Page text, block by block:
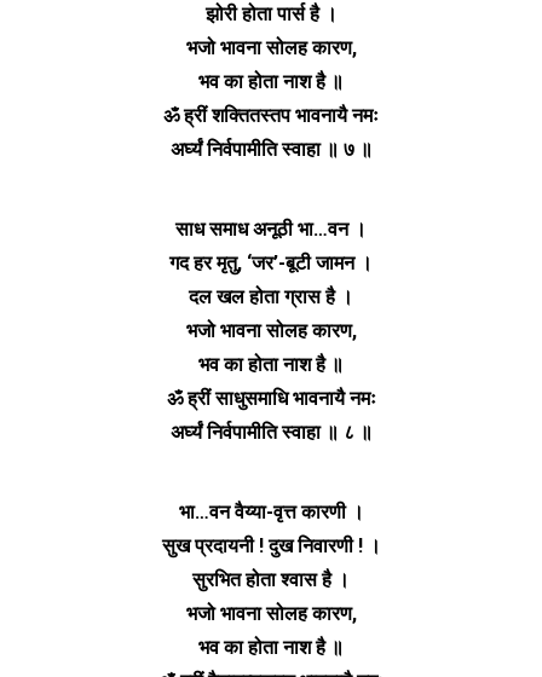
झोरी होता पार्स है ।
भजो भावना सोलह कारण,
भव का होता नाश है ॥
ॐ ह्रीं शक्तितस्तप भावनायै नमः
अर्घ्यं निर्वपामीति स्वाहा ॥ ७ ॥
साध समाध अनूठी भा…वन ।
गद हर मृतु, ‘जर’-बूटी जामन ।
दल खल होता ग्रास है ।
भजो भावना सोलह कारण,
भव का होता नाश है ॥
ॐ ह्रीं साधुसमाधि भावनायै नमः
अर्घ्यं निर्वपामीति स्वाहा ॥ ८ ॥
भा…वन वैय्या-वृत्त कारणी ।
सुख प्रदायनी ! दुख निवारणी ! ।
सुरभित होता श्वास है ।
भजो भावना सोलह कारण,
भव का होता नाश है ॥